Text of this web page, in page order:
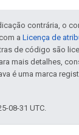
contrária, o
a Licença de
de código são
mais detalhes,
é uma marca
08-31 UTC.